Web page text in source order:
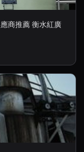
商推薦 衡水紅廣